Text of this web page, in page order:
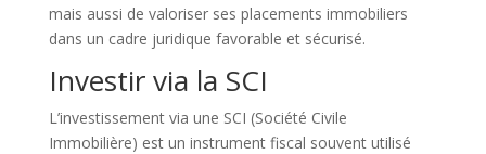
mais aussi de valoriser ses placements immobiliers
dans un cadre juridique favorable et sécurisé.
Investir via la SCI
L’investissement via une SCI (Société Civile
Immobilière) est un instrument fiscal souvent utilisé